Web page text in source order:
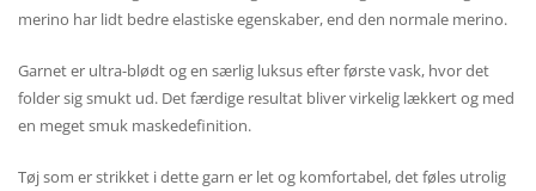
merino har lidt bedre elastiske egenskaber, end den normale merino.
Garnet er ultra-blødt og en særlig luksus efter første vask, hvor det
folder sig smukt ud. Det færdige resultat bliver virkelig lækkert og med
en meget smuk maskedefinition.
Tøj som er strikket i dette garn er let og komfortabel, det føles utrolig